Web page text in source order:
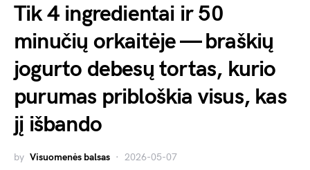
Tik 4 ingredientai ir 50
minučių orkaitėje — braškių
jogurto debesų tortas, kurio
purumas pribloškia visus, kas
jį išbando
by Visuomenės balsas 2026-05-07